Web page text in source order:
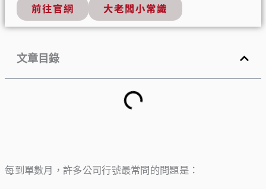
前往官網 大老闆小常識
文章目錄
每到單數月，許多公司行號最常問的問題是：